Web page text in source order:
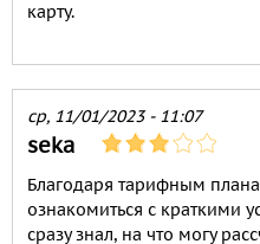
карту.
ср, 11/01/2023 - 11:07
seka
Благодаря тарифным
ознакомиться с краткими
сразу знал, на что могу